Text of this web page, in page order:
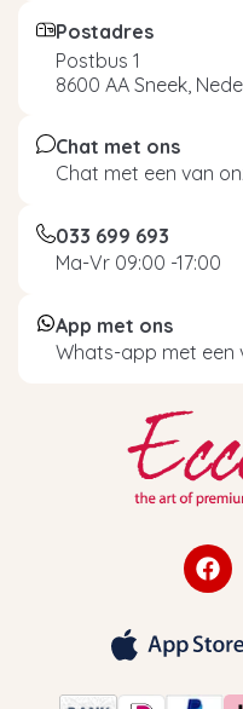
Postadres
Postbus 1
8600 AA Sneek,
Chat met ons
Chat met een van
033 699 693
Ma-Vr 09:00 -17:00
App met ons
Whats-app met een